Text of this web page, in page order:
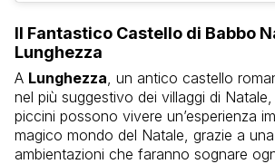
Il Fantastico Castello di Babbo
Lunghezza
A Lunghezza , un antico castello
nel più suggestivo dei villaggi di
piccini possono vivere un’esperienza
magico mondo del Natale, grazie a
ambientazioni che faranno sognare